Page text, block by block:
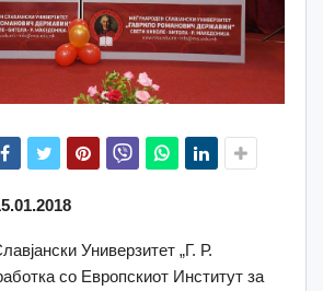
Универзитет „Г. Р.
со Европскиот Институт за